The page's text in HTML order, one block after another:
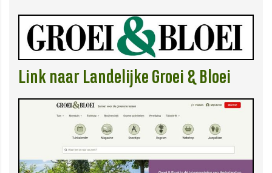
Link naar Landelijke Groei & Bloei